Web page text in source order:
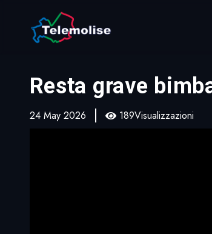
Resta grave
24 May 2026 189Visualizzazioni